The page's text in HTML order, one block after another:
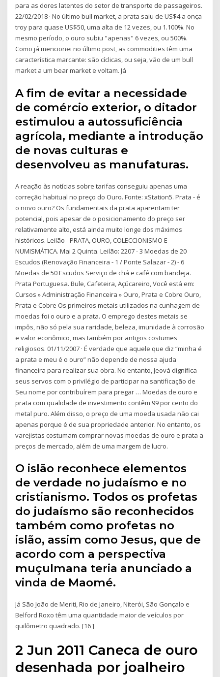
para as dores latentes do setor de transporte de passageiros.
22/02/2018 · No último bull market, a prata saiu de US$4 a onça
troy para quase US$50, uma alta de 12 vezes, ou 1.100%. No
mesmo período, o ouro subiu "apenas" 6 vezes, ou 500%.
Como já mencionei no último post, as commodities têm uma
característica marcante: são cíclicas, ou seja, vão de um bull
market a um bear market e voltam. Já
A fim de evitar a necessidade
de comércio exterior, o ditador
estimulou a autossuficiência
agrícola, mediante a introdução
de novas culturas e
desenvolveu as manufaturas.
A reação às notícias sobre tarifas conseguiu apenas uma
correção habitual no preço do Ouro. Fonte: xStation5. Prata - é
o novo ouro? Os fundamentais da prata aparentam ter
potencial, pois apesar de o posicionamento do preço ser
relativamente alto, está ainda muito longe dos máximos
históricos. Leilão - PRATA, OURO, COLECCIONISMO E
NUMISMÁTICA. Mai 2 Quinta. Leilão: 2207 - 3 Moedas de 20
Escudos (Renovação Financeira - 1 / Ponte Salazar - 2) - 6
Moedas de 50 Escudos Serviço de chá e café com bandeja.
Prata Portuguesa. Bule, Cafeteira, Açúcareiro, Você está em:
Cursos » Administração Financeira » Ouro, Prata e Cobre Ouro,
Prata e Cobre Os primeiros metais utilizados na cunhagem de
moedas foi o ouro e a prata. O emprego destes metais se
impôs, não só pela sua raridade, beleza, imunidade à corrosão
e valor econômico, mas também por antigos costumes
religiosos. 01/11/2007 · É verdade que aquele que diz “minha é
a prata e meu é o ouro” não depende de nossa ajuda
financeira para realizar sua obra. No entanto, Jeová dignifica
seus servos com o privilégio de participar na santificação de
Seu nome por contribuírem para pregar … Moedas de ouro e
prata com qualidade de investimento contêm 99 por cento do
metal puro. Além disso, o preço de uma moeda usada não cai
apenas porque é de sua propriedade anterior. No entanto, os
varejistas costumam comprar novas moedas de ouro e prata a
preços de mercado, além de uma margem de lucro.
O islão reconhece elementos
de verdade no judaísmo e no
cristianismo. Todos os profetas
do judaísmo são reconhecidos
também como profetas no
islão, assim como Jesus, que de
acordo com a perspectiva
muçulmana teria anunciado a
vinda de Maomé.
Já São João de Meriti, Rio de Janeiro, Niterói, São Gonçalo e
Belford Roxo têm uma quantidade maior de veículos por
quilômetro quadrado. [16 ]
2 Jun 2011 Caneca de ouro
desenhada por joalheiro